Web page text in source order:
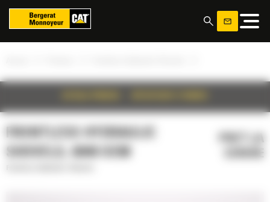
FRONTLESS HYDRAULIC
SHOVELS, 6040 OEM
Panoul de gestionare a panourilor cookie